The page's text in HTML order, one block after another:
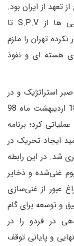
تعهد از ایران بود.
به گونه ای که تعلل و وقت کشی اروپایی ها از S.P.V تا
تهران را ملزم
هسته ای و نفوذ
استراتژیک و در
اولین سالگرد خروج آمریکا از برجام یعنی 18 اردیبهشت ماه 98
کرد؛ برنامه
ایجاد تحریک در
شد. در این رابطه
غنی‌شده و ذخایر
عبور از غنی‌سازی
و توسعه برای گام
در فردو را در
و پایانی توقف